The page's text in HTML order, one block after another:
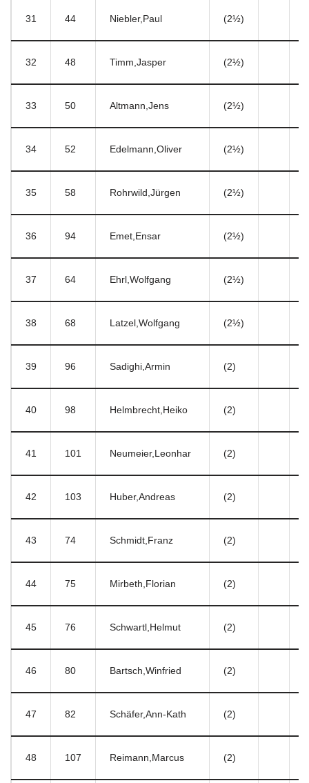
31 44 Niebler,Paul (2½)
32 48 Timm,Jasper (2½)
33 50 Altmann,Jens (2½)
34 52 Edelmann,Oliver (2½)
35 58 Rohrwild,Jürgen (2½)
36 94 Emet,Ensar (2½)
37 64 Ehrl,Wolfgang (2½)
38 68 Latzel,Wolfgang (2½)
39 96 Sadighi,Armin (2)
40 98 Helmbrecht,Heiko (2)
41 101 Neumeier,Leonhar (2)
42 103 Huber,Andreas (2)
43 74 Schmidt,Franz (2)
44 75 Mirbeth,Florian (2)
45 76 Schwartl,Helmut (2)
46 80 Bartsch,Winfried (2)
47 82 Schäfer,Ann-Kath (2)
48 107 Reimann,Marcus (2)